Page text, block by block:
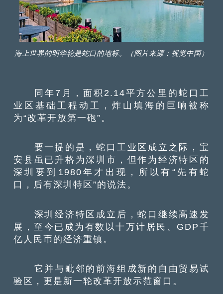
海上世界的明华轮是蛇口的地标。（图片来源：视觉中国）
同年7月，面积2.14平方公里的蛇口工
业区基础工程动工，炸山填海的巨响被称
为“改革开放第一砲”。
要一提的是，蛇口工业区成立之际，宝
安县虽已升格为深圳市，但作为经济特区的
深圳要到1980年才出现，所以有“先有蛇
口，后有深圳特区”的说法。
深圳经济特区成立后，蛇口继续高速发
展，至今已成为有数以十万计居民、GDP千
亿人民币的经济重镇。
它并与毗邻的前海组成新的自由贸易试
验区，更是新一轮改革开放示范窗口。